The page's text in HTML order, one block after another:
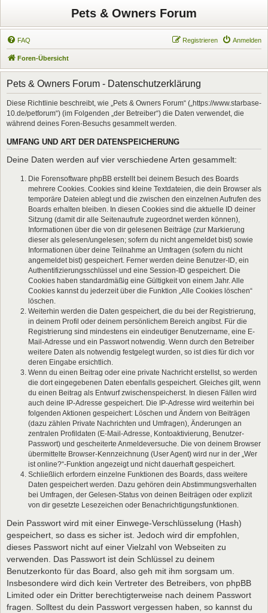
Pets & Owners Forum
FAQ Anmelden
Registrieren
Foren-Übersicht
Pets & Owners Forum - Datenschutzerklärung
Diese Richtlinie beschreibt, wie „Pets & Owners Forum“ („https://www.starbase-
10.de/petforum“) (im Folgenden „der Betreiber“) die Daten verwendet, die
während deines Foren-Besuchs gesammelt werden.
UMFANG UND ART DER DATENSPEICHERUNG
Deine Daten werden auf vier verschiedene Arten gesammelt:
Die Forensoftware phpBB erstellt bei deinem Besuch des Boards
mehrere Cookies. Cookies sind kleine Textdateien, die dein Browser als
temporäre Dateien ablegt und die zwischen den einzelnen Aufrufen des
Boards erhalten bleiben. In diesen Cookies sind die aktuelle ID deiner
Sitzung (damit dir alle Seitenaufrufe zugeordnet werden können),
Informationen über die von dir gelesenen Beiträge (zur Markierung
dieser als gelesen/ungelesen; sofern du nicht angemeldet bist) sowie
Informationen über deine Teilnahme an Umfragen (sofern du nicht
angemeldet bist) gespeichert. Ferner werden deine Benutzer-ID, ein
Authentifizierungsschlüssel und eine Session-ID gespeichert. Die
Cookies haben standardmäßig eine Gültigkeit von einem Jahr. Alle
Cookies kannst du jederzeit über die Funktion „Alle Cookies löschen“
löschen.
Weiterhin werden die Daten gespeichert, die du bei der Registrierung,
in deinem Profil oder deinem persönlichem Bereich angibst. Für die
Registrierung sind mindestens ein eindeutiger Benutzername, eine E-
Mail-Adresse und ein Passwort notwendig. Wenn durch den Betreiber
weitere Daten als notwendig festgelegt wurden, so ist dies für dich vor
deren Eingabe ersichtlich.
Wenn du einen Beitrag oder eine private Nachricht erstellst, so werden
die dort eingegebenen Daten ebenfalls gespeichert. Gleiches gilt, wenn
du einen Beitrag als Entwurf zwischenspeicherst. In diesen Fällen wird
auch deine IP-Adresse gespeichert. Die IP-Adresse wird weiterhin bei
folgenden Aktionen gespeichert: Löschen und Ändern von Beiträgen
(dazu zählen Private Nachrichten und Umfragen), Änderungen an
zentralen Profildaten (E-Mail-Adresse, Kontoaktivierung, Benutzer-
Passwort) und gescheiterte Anmeldeversuche. Die von deinem Browser
übermittelte Browser-Kennzeichnung (User Agent) wird nur in der „Wer
ist online?“-Funktion angezeigt und nicht dauerhaft gespeichert.
Schließlich erfordern einzelne Funktionen des Boards, dass weitere
Daten gespeichert werden. Dazu gehören dein Abstimmungsverhalten
bei Umfragen, der Gelesen-Status von deinen Beiträgen oder explizit
von dir gesetzte Lesezeichen oder Benachrichtigungsfunktionen.
Dein Passwort wird mit einer Einwege-Verschlüsselung (Hash)
gespeichert, so dass es sicher ist. Jedoch wird dir empfohlen,
dieses Passwort nicht auf einer Vielzahl von Webseiten zu
verwenden. Das Passwort ist dein Schlüssel zu deinem
Benutzerkonto für das Board, also geh mit ihm sorgsam um.
Insbesondere wird dich kein Vertreter des Betreibers, von phpBB
Limited oder ein Dritter berechtigterweise nach deinem Passwort
fragen. Solltest du dein Passwort vergessen haben, so kannst du